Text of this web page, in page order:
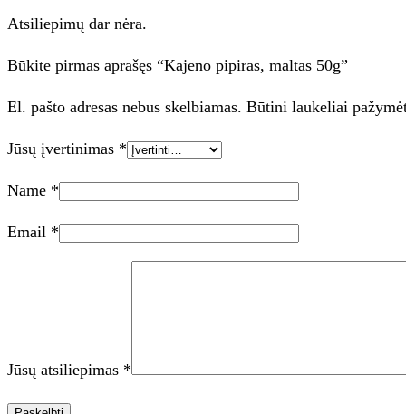
Atsiliepimų dar nėra.
Būkite pirmas aprašęs “Kajeno pipiras, maltas 50g”
El. pašto adresas nebus skelbiamas. Būtini laukeliai
Jūsų įvertinimas *
Name *
Email *
Jūsų atsiliepimas *